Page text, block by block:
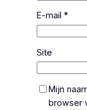
E-mail *
Site
Mijn
browser